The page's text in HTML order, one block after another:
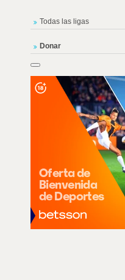
Todas las ligas
Donar